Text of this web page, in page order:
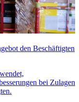
den Beschäftigten
bei Zulagen